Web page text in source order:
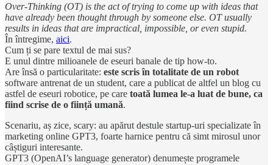
Over-Thinking (OT) is the act of trying to come up with ideas that
have already been thought through by someone else. OT usually
results in ideas that are impractical, impossible, or even stupid.
În întregime, aici.
Cum ți se pare textul de mai sus?
E unul dintre milioanele de eseuri banale de tip how-to.
Are însă o particularitate: este scris în totalitate de un robot
software antrenat de un student, care a publicat de altfel un blog cu
astfel de eseuri robotice, pe care toată lumea le-a luat de bune, ca
fiind scrise de o ființă umană.
Scenariu, aș zice, scary: au apărut destule startup-uri specializate în
marketing online GPT3, foarte harnice pentru că simt mirosul unor
câștiguri interesante.
GPT3 (OpenAI’s language generator) denumește programele